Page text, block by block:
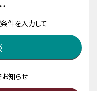
件を入力して
知らせ